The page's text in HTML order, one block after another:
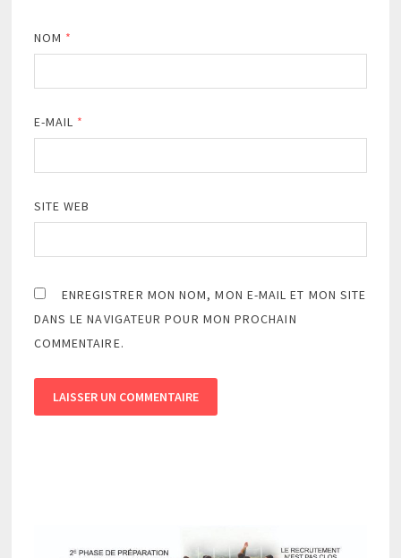
NOM *
E-MAIL *
SITE WEB
ENREGISTRER MON NOM, MON E-MAIL ET MON SITE
DANS LE NAVIGATEUR POUR MON PROCHAIN
COMMENTAIRE.